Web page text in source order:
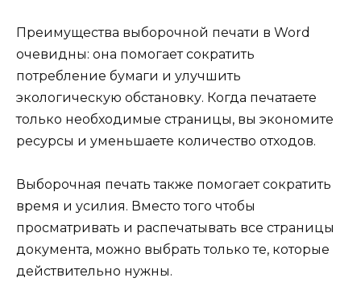
Преимущества выборочной печати в Word
очевидны: она помогает сократить
потребление бумаги и улучшить
экологическую обстановку. Когда печатаете
только необходимые страницы, вы экономите
ресурсы и уменьшаете количество отходов.
Выборочная печать также помогает сократить
время и усилия. Вместо того чтобы
просматривать и распечатывать все страницы
документа, можно выбрать только те, которые
действительно нужны.